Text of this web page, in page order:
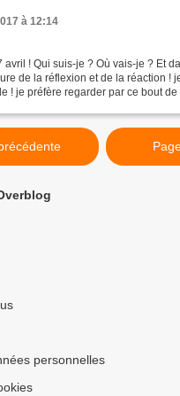
à 12:14
avril ! Qui suis-je ? Où vais-je ? Et
de la réflexion et de la réaction !
! je préfère regarder par ce bout de
personnelles